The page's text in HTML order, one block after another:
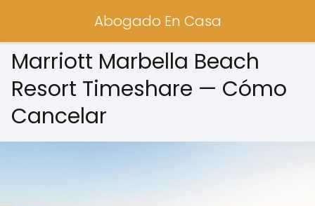
Abogado En Casa
Marriott Marbella Beach
Resort Timeshare — Cómo
Cancelar